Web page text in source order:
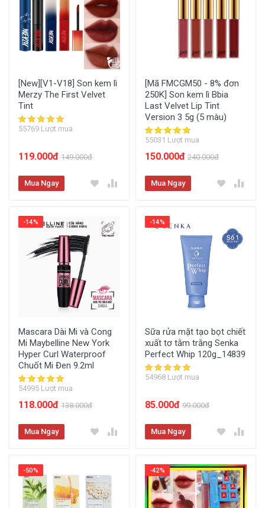
[New][V1-V18] Son kem lì
Merzy The First Velvet
Tint
55769 Lượt mua
119.000đ 149.000đ
Mua Ngay
[Mã FMCGM50 - 8% đơn
250K] Son kem lì Bbia
Last Velvet Lip Tint
Version 3 5g (5 màu)
55031 Lượt mua
150.000đ 240.000đ
Mua Ngay
-14%
Mascara Dài Mi và Cong
Mi Maybelline New York
Hyper Curl Waterproof
Chuốt Mi Đen 9.2ml
54995 Lượt mua
118.000đ 138.000đ
Mua Ngay
-14%
Sữa rửa mặt tạo bọt chiết
xuất tơ tằm trắng Senka
Perfect Whip 120g_14839
54968 Lượt mua
85.000đ 99.000đ
Mua Ngay
-50% -42%